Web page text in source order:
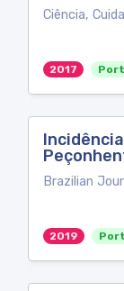
Ciência,
2017
Brazilian
2019